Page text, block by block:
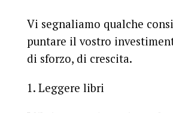
Vi segnaliamo qualche
puntare il vostro
di sforzo, di crescita.
Leggere libri